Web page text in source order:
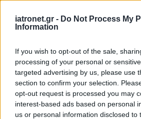
iatronet.gr - Do Not Process My
Information
If you wish to opt-out of the sale,
processing of your personal or
targeted advertising by us, please use
section to confirm your selection.
opt-out request is processed you may
interest-based ads based on personal
us or personal information disclosed to